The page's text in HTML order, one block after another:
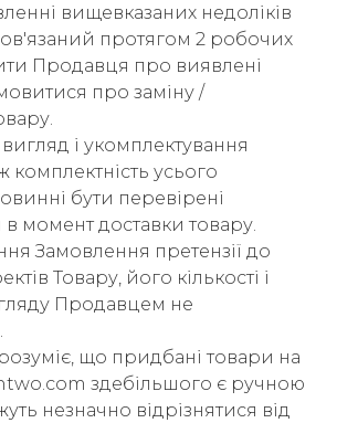
вищевказаних недоліків
протягом 2 робочих
Продавця про виявлені
про заміну /
і укомплектування
комплектність усього
бути перевірені
момент доставки товару.
Замовлення претензії до
Товару, його кількості і
Продавцем не
що придбані товари на
здебільшого є ручною
незначно відрізнятися від